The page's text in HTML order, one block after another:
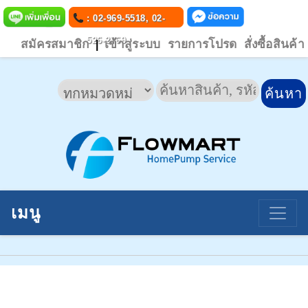
: 02-969-5518, 02-
526-2769
สมัครสมาชิก|เข้าสู่ระบบ รายการโปรด สั่งซื้อสินค้า
เมนู